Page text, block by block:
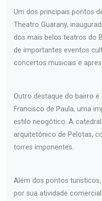
Um dos principais pontos
Theatro Guarany,
dos mais belos teatros do
de importantes eventos
concertos musicais e
Outro destaque do bairro
Francisco de Paula, uma
estilo neogótico. A
arquitetônico de Pelotas,
torres imponentes.
Além dos pontos
por sua atividade